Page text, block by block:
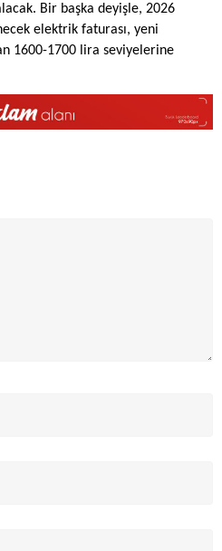
Bir başka deyişle, 2026
elektrik faturası, yeni
1600-1700 lira seviyelerine